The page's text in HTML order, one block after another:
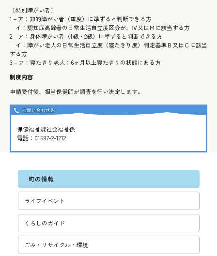
〔特別障がい者〕
1－ア：知的障がい者（重度）に準ずると判断できる方
イ：認知症高齢者の日常生活自立度区分が、Ⅳ又はＭに該当する方
2－ア：身体障がい者（1級・2級）に準ずると判断できる方
イ：障がい老人の日常生活自立度（寝たきり度）判定基準Ｂ又はＣに該当
する方
3－ア：寝たきり老人：6ヶ月以上寝たきりの状態にある方
制度内容
申請受付後、担当保健師が調査を行い決定します。
保健福祉課社会福祉係
電話： 01587-2-1212
町の情報
ライフイベント
くらしのガイド
ごみ・リサ­イクル・環­境